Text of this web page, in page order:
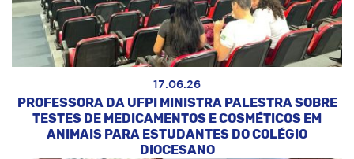
17.06.26
PROFESSORA DA UFPI MINISTRA PALESTRA SOBRE
TESTES DE MEDICAMENTOS E COSMÉTICOS EM
ANIMAIS PARA ESTUDANTES DO COLÉGIO
DIOCESANO